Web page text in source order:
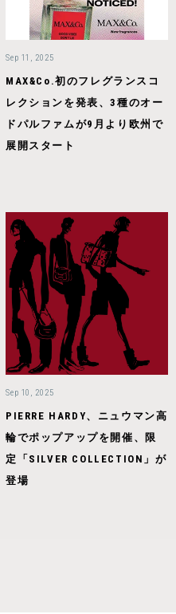
Sep 11, 2025
MAX&Co.初のフレグランスコ
レクションを発表、3種のオー
ドパルファムが9月より欧州で
展開スタート
Sep 10, 2025
PIERRE HARDY、ニュウマン高
輪でポップアップを開催、限
定「SILVER COLLECTION」が
登場